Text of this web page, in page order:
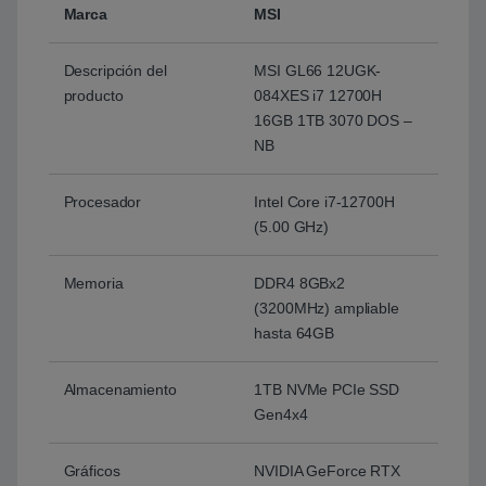
Marca MSI
Descripción del
producto
MSI GL66 12UGK-
084XES i7 12700H
16GB 1TB 3070 DOS –
NB
Procesador
Intel Core i7-12700H
(5.00 GHz)
Memoria
DDR4 8GBx2
(3200MHz) ampliable
hasta 64GB
Almacenamiento
1TB NVMe PCIe SSD
Gen4x4
Gráficos
NVIDIA GeForce RTX